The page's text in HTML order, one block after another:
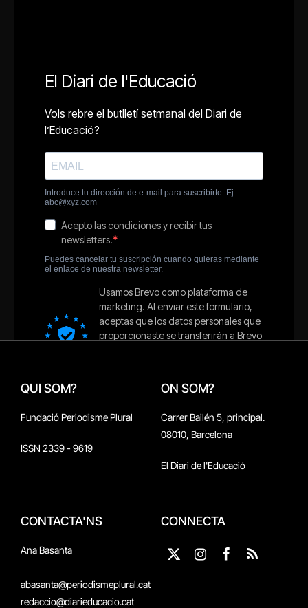
QUI SOM?
Fundació Periodisme Plural
ISSN 2339 - 9619
ON SOM?
Carrer Bailén 5, principal.
08010, Barcelona
El Diari de l'Educació
CONTACTA'NS
Ana Basanta
abasanta@periodismeplural.cat
redaccio@diarieducacio.cat
CONNECTA
X
Instagram
Facebook
RSS